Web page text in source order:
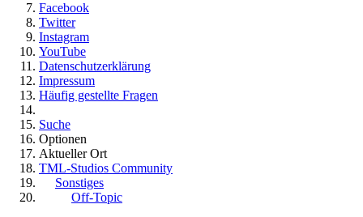
Facebook
Twitter
Instagram
YouTube
Datenschutzerklärung
Impressum
Häufig gestellte Fragen
Suche
Optionen
Aktueller Ort
TML-Studios Community
Sonstiges
Off-Topic